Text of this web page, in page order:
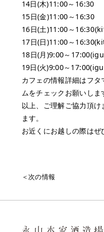
14日(木)11:00～16:30⁡
⁡15日(金)11:00～16:30⁡⁡
⁡16日(土)11:00～16:30⁡⁡(
⁡17日(日)11:00～16:30(
⁡18日(月)9:00～17:00(
19日(火)9:00～17:00(
カフェの情報詳細はフ
ムをチェックお願いし
以上、ご理解ご協力頂
ます。
お近くにお越しの際はぜ
＜次の情報